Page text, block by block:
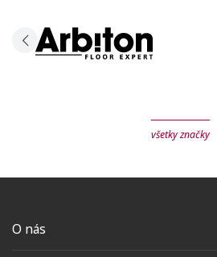
všetky značky
O nás